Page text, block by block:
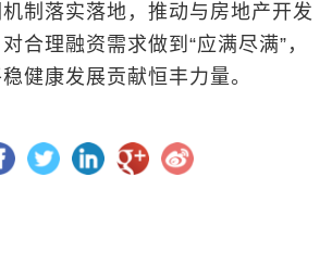
制落实落地，推动与房地产开发
合理融资需求做到“应满尽满”，
健康发展贡献恒丰力量。